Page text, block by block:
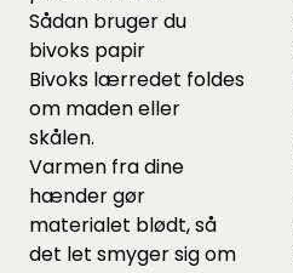
Sådan bruger du
bivoks papir
Bivoks lærredet foldes
om maden eller
skålen.
Varmen fra dine
hænder gør
materialet blødt, så
det let smyger sig om